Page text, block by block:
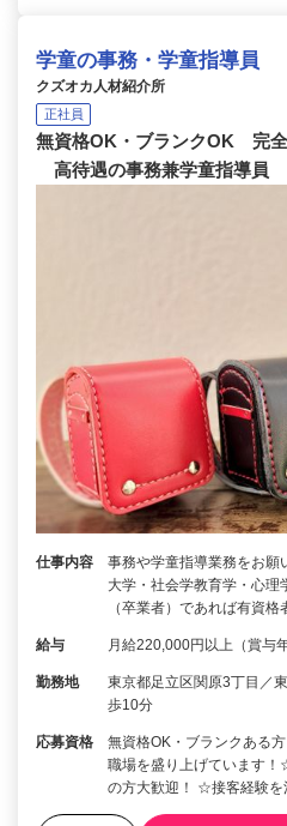
学童の事務・学童指導員
クズオカ人材紹介所
正社員
無資格OK・ブランクOK 完全
高待遇の事務兼学童指導員
仕事内容
事務や学童指導業務をお願
大学・社会学教育学・心理
（卒業者）であれば有資
給与 月給220,000円以上（賞与
勤務地
東京都足立区関原3丁目／
歩10分
応募資格
無資格OK・ブランクある
職場を盛り上げています
の方大歓迎！ ☆接客経験